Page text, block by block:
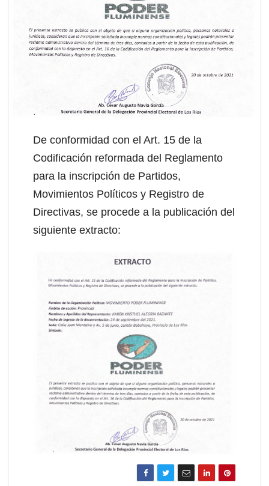
De conformidad con el Art. 15 de la
Codificación reformada del Reglamento
para la inscripción de Partidos,
Movimientos Políticos y Registro de
Directivas, se procede a la publicación del
siguiente extracto: